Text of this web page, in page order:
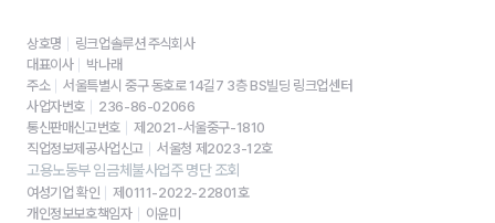
상호명
링크업솔루션 주식회사
대표이사
박나래
주소
서울특별시 중구 동호로 14길7 3층 BS빌딩 링크업센터
사업자번호
236-86-02066
통신판매신고번호
제2021-서울중구-1810
직업정보제공사업신고
서울청 제2023-12호
고용노동부 임금체불사업주 명단 조회
여성기업 확인
제0111-2022-22801호
개인정보보호책임자
이윤미